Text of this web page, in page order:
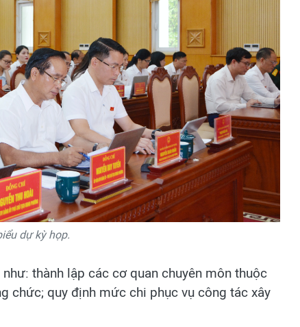
dự kỳ họp.
thành lập các cơ quan chuyên môn thuộc
chức; quy định mức chi phục vụ công tác xây